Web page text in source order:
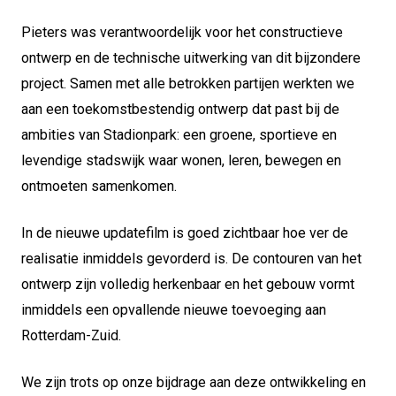
Pieters was verantwoordelijk voor het constructieve
ontwerp en de technische uitwerking van dit bijzondere
project. Samen met alle betrokken partijen werkten we
aan een toekomstbestendig ontwerp dat past bij de
ambities van Stadionpark: een groene, sportieve en
levendige stadswijk waar wonen, leren, bewegen en
ontmoeten samenkomen.
In de nieuwe updatefilm is goed zichtbaar hoe ver de
realisatie inmiddels gevorderd is. De contouren van het
ontwerp zijn volledig herkenbaar en het gebouw vormt
inmiddels een opvallende nieuwe toevoeging aan
Rotterdam-Zuid.
We zijn trots op onze bijdrage aan deze ontwikkeling en